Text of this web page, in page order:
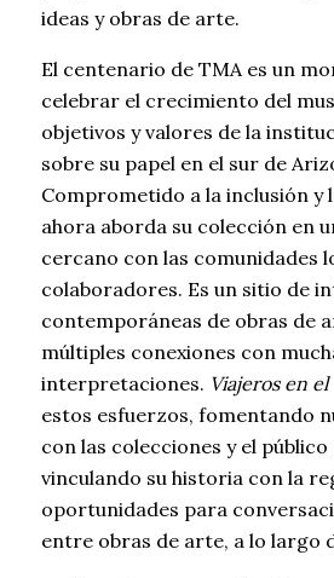
ideas y obras de arte.
El centenario de TMA es un
celebrar el crecimiento del
objetivos y valores de la
sobre su papel en el sur de
Comprometido a la inclusión y
ahora aborda su colección en
cercano con las comunidades
colaboradores. Es un sitio de
contemporáneas de obras de
múltiples conexiones con
interpretaciones. Viajeros en
estos esfuerzos, fomentando
con las colecciones y el público
vinculando su historia con la
oportunidades para
entre obras de arte, a lo largo